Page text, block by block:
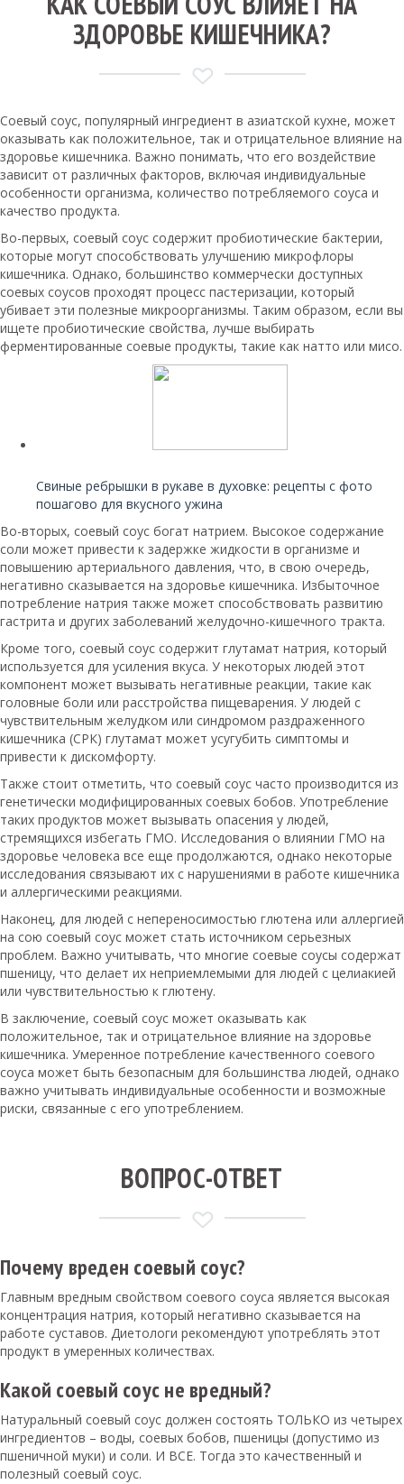
ЗДОРОВЬЕ КИШЕЧНИКА?
Соевый соус, популярный ингредиент в азиатской кухне, может
оказывать как положительное, так и отрицательное влияние на
здоровье кишечника. Важно понимать, что его воздействие
зависит от различных факторов, включая индивидуальные
особенности организма, количество потребляемого соуса и
качество продукта.
Во-первых, соевый соус содержит пробиотические бактерии,
которые могут способствовать улучшению микрофлоры
кишечника. Однако, большинство коммерчески доступных
соевых соусов проходят процесс пастеризации, который
убивает эти полезные микроорганизмы. Таким образом, если вы
ищете пробиотические свойства, лучше выбирать
ферментированные соевые продукты, такие как натто или мисо.
Свиные ребрышки в рукаве в духовке: рецепты с фото
пошагово для вкусного ужина
Во-вторых, соевый соус богат натрием. Высокое содержание
соли может привести к задержке жидкости в организме и
повышению артериального давления, что, в свою очередь,
негативно сказывается на здоровье кишечника. Избыточное
потребление натрия также может способствовать развитию
гастрита и других заболеваний желудочно-кишечного тракта.
Кроме того, соевый соус содержит глутамат натрия, который
используется для усиления вкуса. У некоторых людей этот
компонент может вызывать негативные реакции, такие как
головные боли или расстройства пищеварения. У людей с
чувствительным желудком или синдромом раздраженного
кишечника (СРК) глутамат может усугубить симптомы и
привести к дискомфорту.
Также стоит отметить, что соевый соус часто производится из
генетически модифицированных соевых бобов. Употребление
таких продуктов может вызывать опасения у людей,
стремящихся избегать ГМО. Исследования о влиянии ГМО на
здоровье человека все еще продолжаются, однако некоторые
исследования связывают их с нарушениями в работе кишечника
и аллергическими реакциями.
Наконец, для людей с непереносимостью глютена или аллергией
на сою соевый соус может стать источником серьезных
проблем. Важно учитывать, что многие соевые соусы содержат
пшеницу, что делает их неприемлемыми для людей с целиакией
или чувствительностью к глютену.
В заключение, соевый соус может оказывать как
положительное, так и отрицательное влияние на здоровье
кишечника. Умеренное потребление качественного соевого
соуса может быть безопасным для большинства людей, однако
важно учитывать индивидуальные особенности и возможные
риски, связанные с его употреблением.
ВОПРОС-ОТВЕТ
Почему вреден соевый соус?
Главным вредным свойством соевого соуса является высокая
концентрация натрия, который негативно сказывается на
работе суставов. Диетологи рекомендуют употреблять этот
продукт в умеренных количествах.
Какой соевый соус не вредный?
Натуральный соевый соус должен состоять ТОЛЬКО из четырех
ингредиентов – воды, соевых бобов, пшеницы (допустимо из
пшеничной муки) и соли. И ВСЕ. Тогда это качественный и
полезный соевый соус.